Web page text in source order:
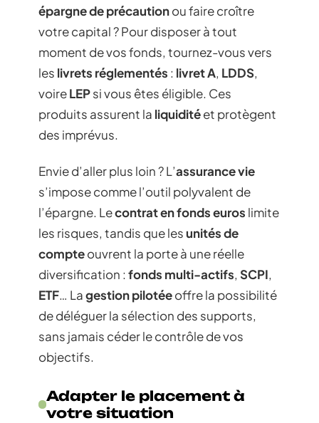
épargne de précautionou faire croître
votre capital ? Pour disposer à tout
moment de vos fonds, tournez-vous vers
les livrets réglementés : livret A, LDDS,
voireLEPsi vous êtes éligible. Ces
produits assurent la liquiditéet protègent
des imprévus.
Envie d’aller plus loin ? L’assurance vie
s’impose comme l’outil polyvalent de
l’épargne. Lecontrat en fonds euros limite
les risques, tandis que lesunités de
compteouvrent la porte à une réelle
diversification : fonds multi-actifs, SCPI,
ETF… Lagestion pilotéeoffre la possibilité
de déléguer la sélection des supports,
sans jamais céder le contrôle de vos
objectifs.
Adapter le placement à
votre situation